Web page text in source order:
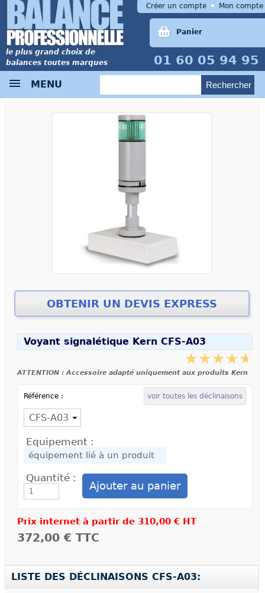
le plus grand choix de
balances toutes marques
01 60 05 94 95
Panier
Créer un compte Mon compte
MENU
Voyant signalétique Kern CFS-A03
ATTENTION : Accessoire adapté uniquement aux produits Kern
Référence : voir toutes les déclinaisons
Equipement :
Quantité :
Prix internet à partir de 310,00 € HT
372,00 € TTC
LISTE DES DÉCLINAISONS CFS-A03: